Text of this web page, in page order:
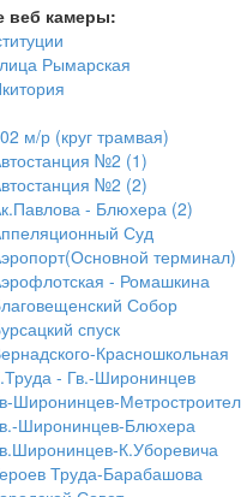
веб камеры:
Рымарская
м/р (круг трамвая)
№2 (1)
№2 (2)
- Блюхера (2)
Суд
терминал)
- Ромашкина
Собор
спуск
Красношкольная
- Гв.-Широнинцев
Широнинцев-
Широнинцев-Блюхера
К.Уборевича
Труда-Барабашова